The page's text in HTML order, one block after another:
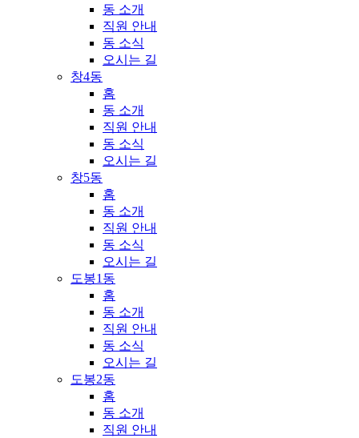
동 소개
직원 안내
동 소식
오시는 길
창4동
홈
동 소개
직원 안내
동 소식
오시는 길
창5동
홈
동 소개
직원 안내
동 소식
오시는 길
도봉1동
홈
동 소개
직원 안내
동 소식
오시는 길
도봉2동
홈
동 소개
직원 안내